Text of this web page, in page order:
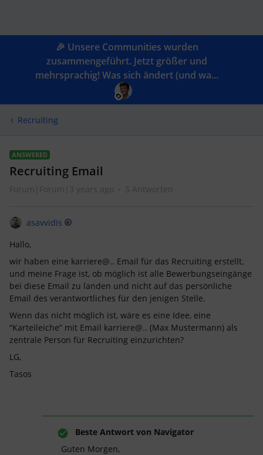
🎉 Unsere Communities wurden
zusammengeführt. Jetzt größer und
mehrsprachig! Was sich ändert (und wa...
Recruiting
ANSWERED
Recruiting Email
Forum|Forum|3 years ago 5 Antworten
asavvidis
Hallo,
wir haben eine karriere@.. Email für das Recruiting erstellt,
und meine Frage ist, ob möglich ist alle Bewerbungseingänge
bei diese Email zu landen und nicht auf das persönliche
Email des verantwortliches für den jenigen Stelle.
Wenn das nicht möglich ist, wäre es eine Idee, eine
“Karteileiche” mit Email karriere@.. (Max Mustermann) als
zentrale Person für Recruiting einzurichten?
LG,
Tasos
Beste Antwort von Navigator
Guten Morgen,